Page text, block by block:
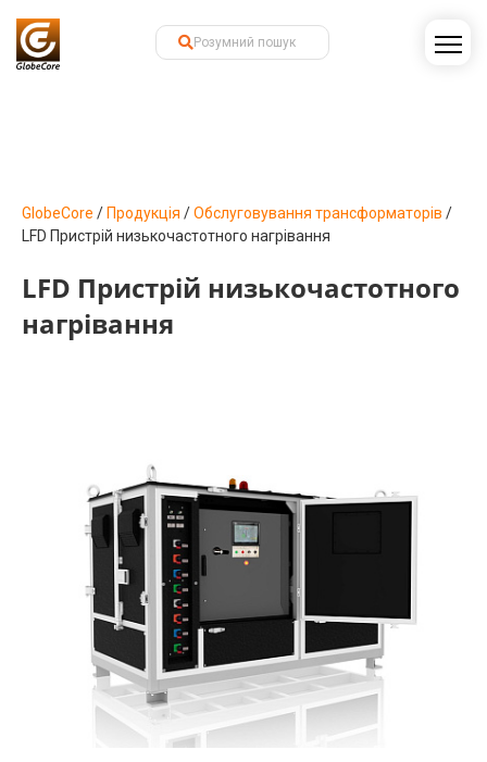
GlobeCore / Продукція /Обслуговування трансформаторів /
LFD Пристрій низькочастотного нагрівання
LFD Пристрій низькочастотного
нагрівання